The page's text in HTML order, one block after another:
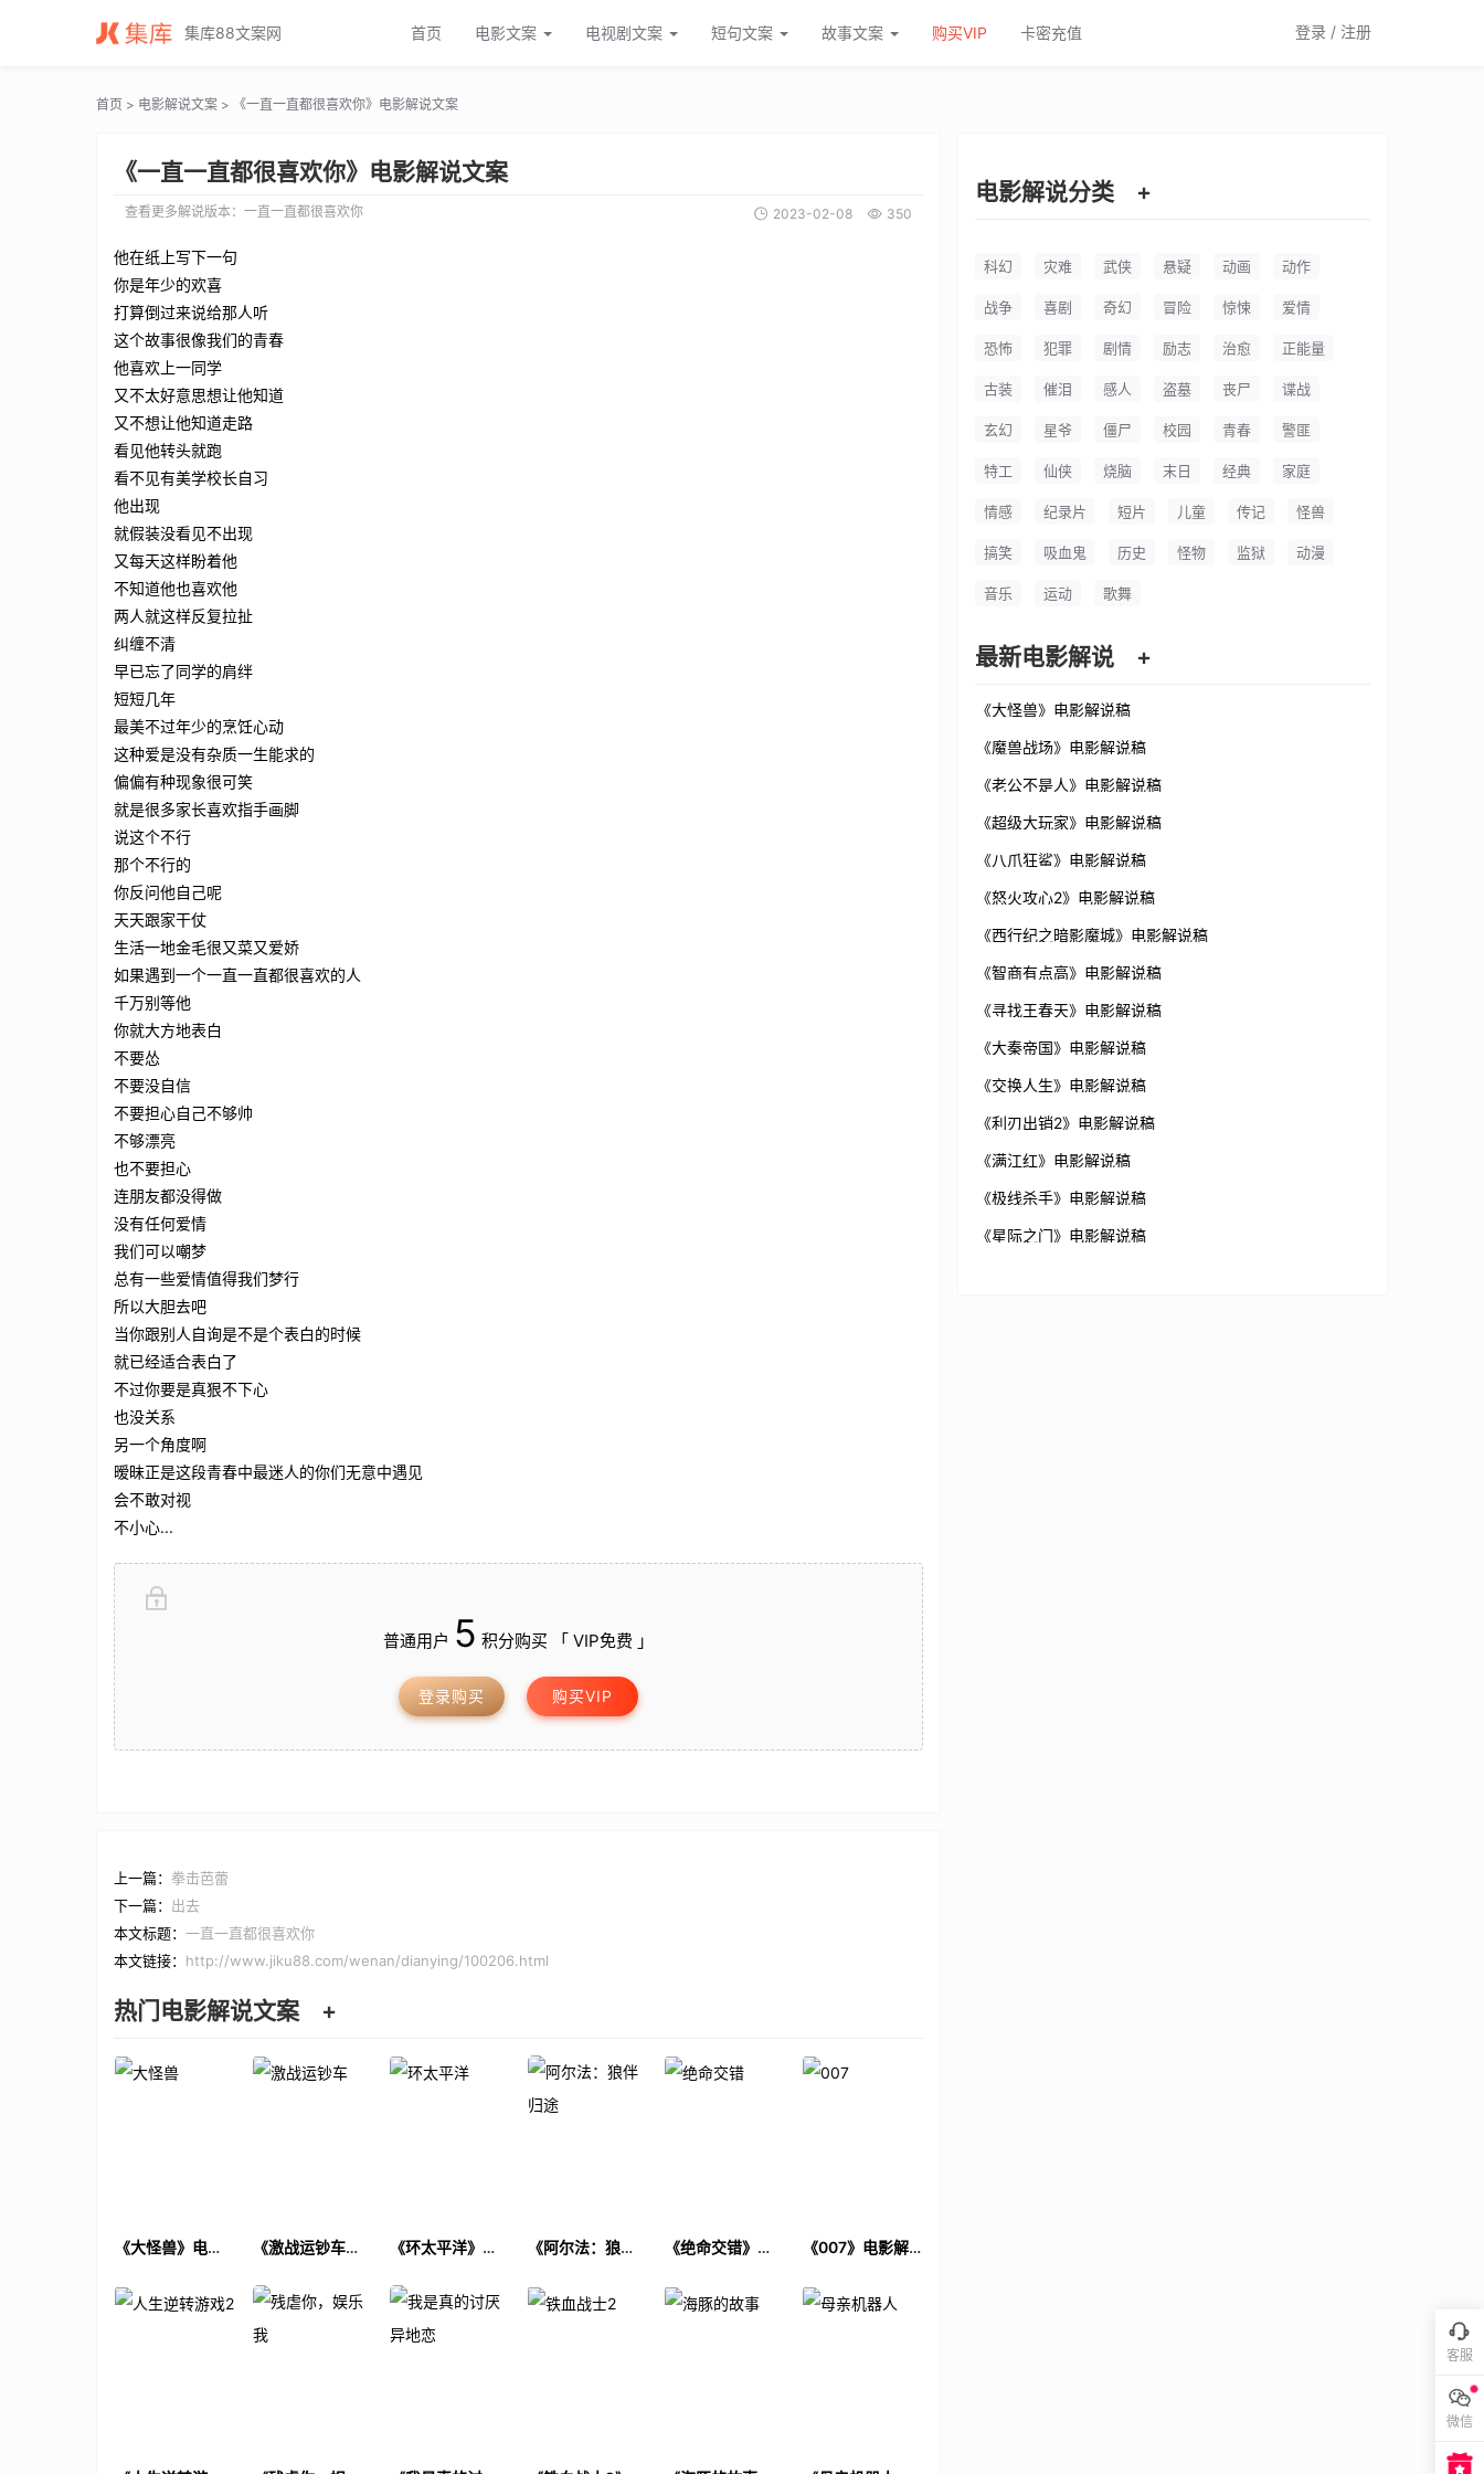
一直一直都很喜欢你电影解说文案_一直一直都很喜欢你电影解说词_一直一直都很喜欢你电影解说稿
集库88文案网 首页 电影文案 电视剧文案 短句文案 故事文案 购买VIP 卡密充值 登录 / 注册
首页 > 电影解说文案 > 《一直一直都很喜欢你》电影解说文案
《一直一直都很喜欢你》电影解说文案
查看更多解说版本： 一直一直都很喜欢你 2023-02-08 350
他在纸上写下一句
你是年少的欢喜
打算倒过来说给那人听
这个故事很像我们的青春
他喜欢上一同学
又不太好意思想让他知道
又不想让他知道走路
看见他转头就跑
看不见有美学校长自习
他出现
就假装没看见不出现
又每天这样盼着他
不知道他也喜欢他
两人就这样反复拉扯
纠缠不清
早已忘了同学的肩绊
短短几年
最美不过年少的烹饪心动
这种爱是没有杂质一生能求的
偏偏有种现象很可笑
就是很多家长喜欢指手画脚
说这个不行
那个不行的
你反问他自己呢
天天跟家干仗
生活一地金毛很又菜又爱娇
如果遇到一个一直一直都很喜欢的人
千万别等他
你就大方地表白
不要怂
不要没自信
不要担心自己不够帅
不够漂亮
也不要担心
连朋友都没得做
没有任何爱情
我们可以嘲梦
总有一些爱情值得我们梦行
所以大胆去吧
当你跟别人自询是不是个表白的时候
就已经适合表白了
不过你要是真狠不下心
也没关系
另一个角度啊
暧昧正是这段青春中最迷人的你们无意中遇见
会不敢对视
不小心...
普通用户 5 积分购买 「 VIP免费 」
登录购买 购买VIP
上一篇： 拳击芭蕾
下一篇： 出去
本文标题： 一直一直都很喜欢你
本文链接： http://www.jiku88.com/wenan/dianying/100206.html
热门电影解说文案 +
《大怪兽》电影
《激战运钞车》
《环太平洋》电
《阿尔法：狼伴
文案
《绝命交错》电
《007》电影解
电影解说分类 +
科幻 灾难 武侠 悬疑 动画 动作
战争 喜剧 奇幻 冒险 惊悚 爱情
恐怖 犯罪 剧情 励志 治愈 正能量
古装 催泪 感人 盗墓 丧尸 谍战
玄幻 星爷 僵尸 校园 青春 警匪
特工 仙侠 烧脑 末日 经典 家庭
情感 纪录片 短片 儿童 传记 怪兽
搞笑 吸血鬼 历史 怪物 监狱 动漫
音乐 运动 歌舞
最新电影解说 +
《大怪兽》电影解说稿
《魔兽战场》电影解说稿
《老公不是人》电影解说稿
《超级大玩家》电影解说稿
《八爪狂鲨》电影解说稿
《怒火攻心2》电影解说稿
《西行纪之暗影魔城》电影解说稿
《智商有点高》电影解说稿
《寻找王春天》电影解说稿
《大秦帝国》电影解说稿
《交换人生》电影解说稿
《利刃出销2》电影解说稿
《满江红》电影解说稿
《极线杀手》电影解说稿
《星际之门》电影解说稿
客服
微信